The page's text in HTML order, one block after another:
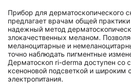
Прибор для дерматоскопического
предлагает врачам общей
надежный метод
злокачественных меланом.
меланоцитарные и
точно наблюдать пигментные
Дерматоскоп ri-derma доступен со
ксеноновой подсветкой и широким
электропитания.